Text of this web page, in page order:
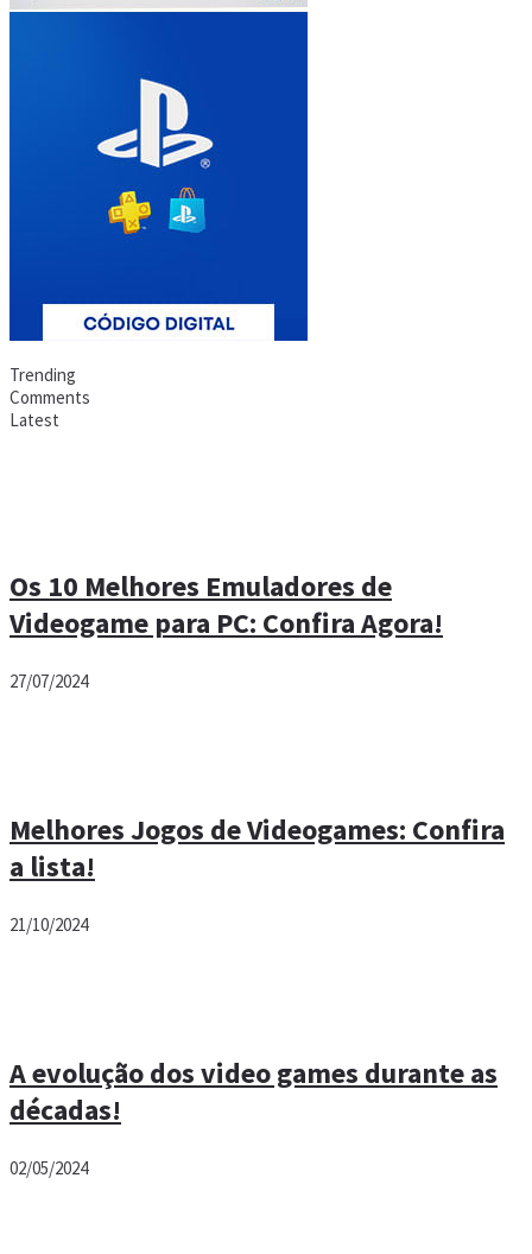
Trending
Comments
Latest
Os 10 Melhores Emuladores de
Videogame para PC: Confira Agora!
27/07/2024
Melhores Jogos de Videogames: Confira
a lista!
21/10/2024
A evolução dos video games durante as
décadas!
02/05/2024